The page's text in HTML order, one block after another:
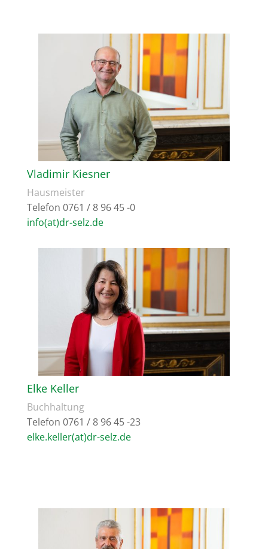
Vladimir Kiesner
Hausmeister
Telefon 0761 / 8 96 45 -0
info(at)dr-selz.de
Elke Keller
Buchhaltung
Telefon 0761 / 8 96 45 -23
elke.keller(at)dr-selz.de